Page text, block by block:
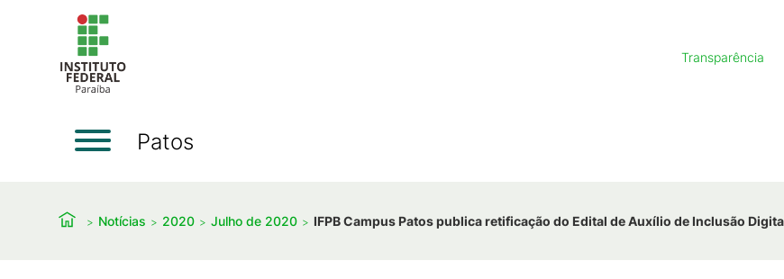
Transparência
Patos
Notícias 2020 Julho de 2020 IFPB Campus Patos publica retificação do Edital de Auxílio de Inclusão